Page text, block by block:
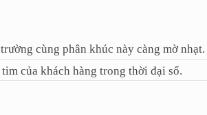
cùng phân khúc này càng mờ
của khách hàng trong thời đại số.